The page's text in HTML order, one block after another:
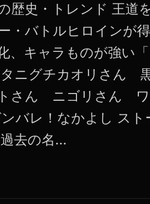
歴史・トレンド 王道
・バトルヒロインが
、キャラものが強い
タニグチカオリさん
さん ニゴリさん ワ
バレ！なかよし ス
去の名...